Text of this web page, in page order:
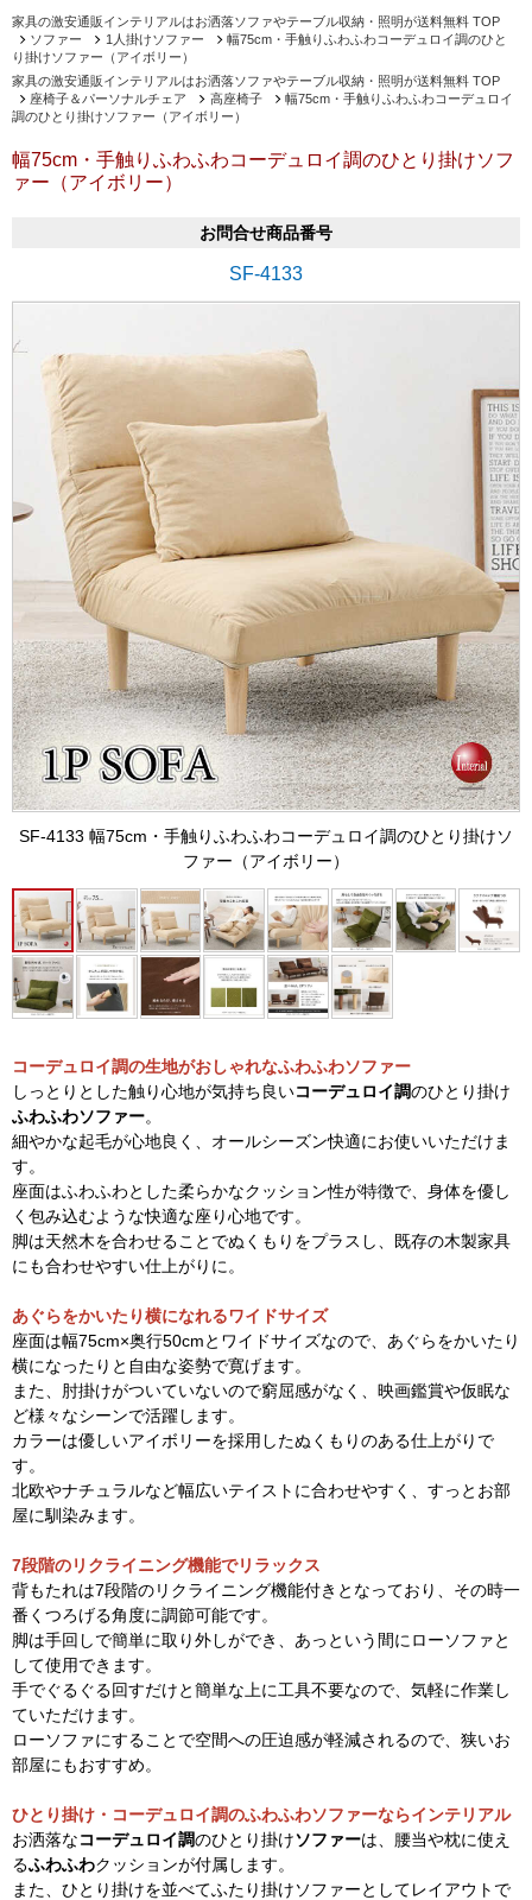
家具の激安通販インテリアルはお洒落ソファやテーブル収納・照明が送料無料 TOP
ソファー
1人掛けソファー
幅75cm・手触りふわふわコーデュロイ調のひと
り掛けソファー（アイボリー）
家具の激安通販インテリアルはお洒落ソファやテーブル収納・照明が送料無料 TOP
座椅子＆パーソナルチェア
高座椅子
幅75cm・手触りふわふわコーデュロイ
調のひとり掛けソファー（アイボリー）
幅75cm・手触りふわふわコーデュロイ調のひとり掛けソフ
ァー（アイボリー）
お問合せ商品番号
SF-4133
SF-4133 幅75cm・手触りふわふわコーデュロイ調のひとり掛けソ
ファー（アイボリー）
コーデュロイ調の生地がおしゃれなふわふわソファー
しっとりとした触り心地が気持ち良いコーデュロイ調のひとり掛け
ふわふわソファー。
細やかな起毛が心地良く、オールシーズン快適にお使いいただけま
す。
座面はふわふわとした柔らかなクッション性が特徴で、身体を優し
く包み込むような快適な座り心地です。
脚は天然木を合わせることでぬくもりをプラスし、既存の木製家具
にも合わせやすい仕上がりに。
あぐらをかいたり横になれるワイドサイズ
座面は幅75cm×奥行50cmとワイドサイズなので、あぐらをかいたり
横になったりと自由な姿勢で寛げます。
また、肘掛けがついていないので窮屈感がなく、映画鑑賞や仮眠な
ど様々なシーンで活躍します。
カラーは優しいアイボリーを採用したぬくもりのある仕上がりで
す。
北欧やナチュラルなど幅広いテイストに合わせやすく、すっとお部
屋に馴染みます。
7段階のリクライニング機能でリラックス
背もたれは7段階のリクライニング機能付きとなっており、その時一
番くつろげる角度に調節可能です。
脚は手回しで簡単に取り外しができ、あっという間にローソファと
して使用できます。
手でぐるぐる回すだけと簡単な上に工具不要なので、気軽に作業し
ていただけます。
ローソファにすることで空間への圧迫感が軽減されるので、狭いお
部屋にもおすすめ。
ひとり掛け・コーデュロイ調のふわふわソファーならインテリアル
お洒落なコーデュロイ調のひとり掛けソファーは、腰当や枕に使え
るふわふわクッションが付属します。
また、ひとり掛けを並べてふたり掛けソファーとしてレイアウトで